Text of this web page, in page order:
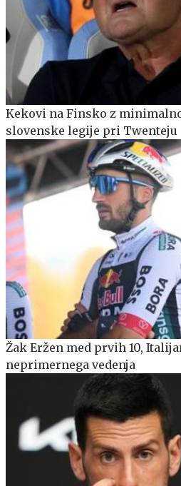
Kekovi na Finsko z
slovenske legije pri Twenteju
Žak Eržen med prvih 10,
neprimernega vedenja